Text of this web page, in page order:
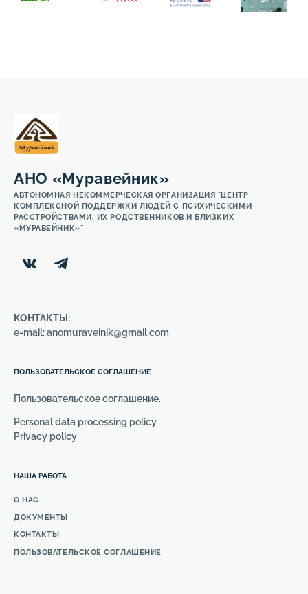
АНО «Муравейник»
АВТОНОМНАЯ НЕКОММЕРЧЕСКАЯ ОРГАНИЗАЦИЯ "ЦЕНТР
КОМПЛЕКСНОЙ ПОДДЕРЖКИ ЛЮДЕЙ С ПСИХИЧЕСКИМИ
РАССТРОЙСТВАМИ, ИХ РОДСТВЕННИКОВ И БЛИЗКИХ
«МУРАВЕЙНИК»"
КОНТАКТЫ:
e-mail: anomuraveinik@gmail.com
НАША РАБОТА
О НАС
ДОКУМЕНТЫ
КОНТАКТЫ
ПОЛЬЗОВАТЕЛЬСКОЕ СОГЛАШЕНИЕ
ПОЛЬЗОВАТЕЛЬСКОЕ СОГЛАШЕНИЕ
Пользовательское соглашение.
Personal data processing policy
Privacy policy